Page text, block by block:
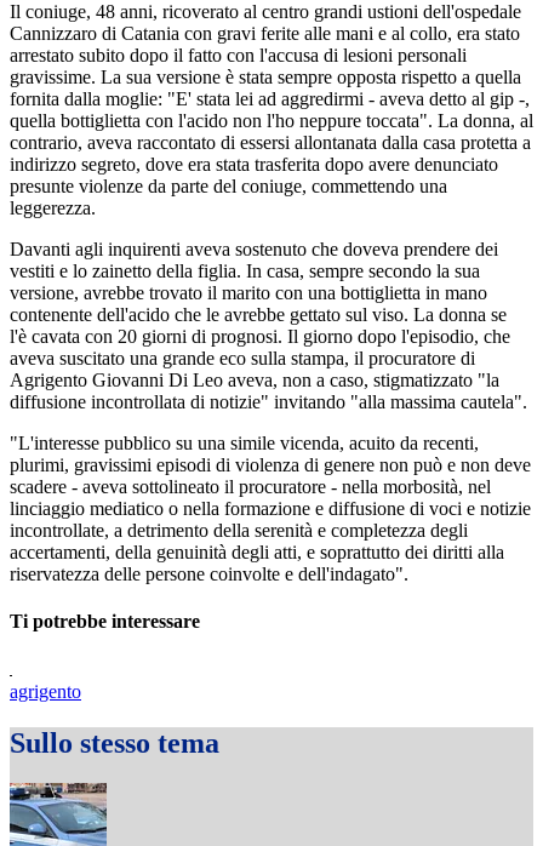
Il coniuge, 48 anni, ricoverato al centro grandi ustioni dell'ospedale
Cannizzaro di Catania con gravi ferite alle mani e al collo, era stato
arrestato subito dopo il fatto con l'accusa di lesioni personali
gravissime. La sua versione è stata sempre opposta rispetto a quella
fornita dalla moglie: "E' stata lei ad aggredirmi - aveva detto al gip -,
quella bottiglietta con l'acido non l'ho neppure toccata". La donna, al
contrario, aveva raccontato di essersi allontanata dalla casa protetta a
indirizzo segreto, dove era stata trasferita dopo avere denunciato
presunte violenze da parte del coniuge, commettendo una
leggerezza.
Davanti agli inquirenti aveva sostenuto che doveva prendere dei
vestiti e lo zainetto della figlia. In casa, sempre secondo la sua
versione, avrebbe trovato il marito con una bottiglietta in mano
contenente dell'acido che le avrebbe gettato sul viso. La donna se
l'è cavata con 20 giorni di prognosi. Il giorno dopo l'episodio, che
aveva suscitato una grande eco sulla stampa, il procuratore di
Agrigento Giovanni Di Leo aveva, non a caso, stigmatizzato "la
diffusione incontrollata di notizie" invitando "alla massima cautela".
"L'interesse pubblico su una simile vicenda, acuito da recenti,
plurimi, gravissimi episodi di violenza di genere non può e non deve
scadere - aveva sottolineato il procuratore - nella morbosità, nel
linciaggio mediatico o nella formazione e diffusione di voci e notizie
incontrollate, a detrimento della serenità e completezza degli
accertamenti, della genuinità degli atti, e soprattutto dei diritti alla
riservatezza delle persone coinvolte e dell'indagato".
Ti potrebbe interessare
agrigento
Sullo stesso tema